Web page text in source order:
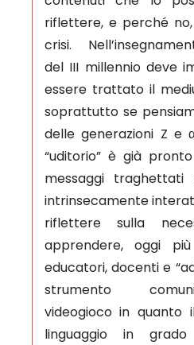
riflettere, e perché
crisi.
del III millennio deve
essere trattato il
soprattutto se
delle generazioni Z e
“uditorio” è già
messaggi
intrinsecamente
riflettere sulla
apprendere, oggi
educatori, docenti e
strumento
videogioco in quanto
linguaggio in